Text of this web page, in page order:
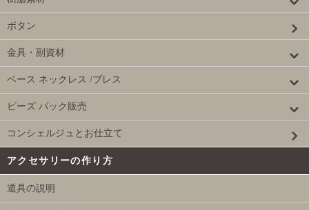
ボタン
金具・副資材
ベース ネックレス /ブレス
ビーズ パック販売
コンシェルジュとお仕立て
アクセサリーの作り方
道具の説明